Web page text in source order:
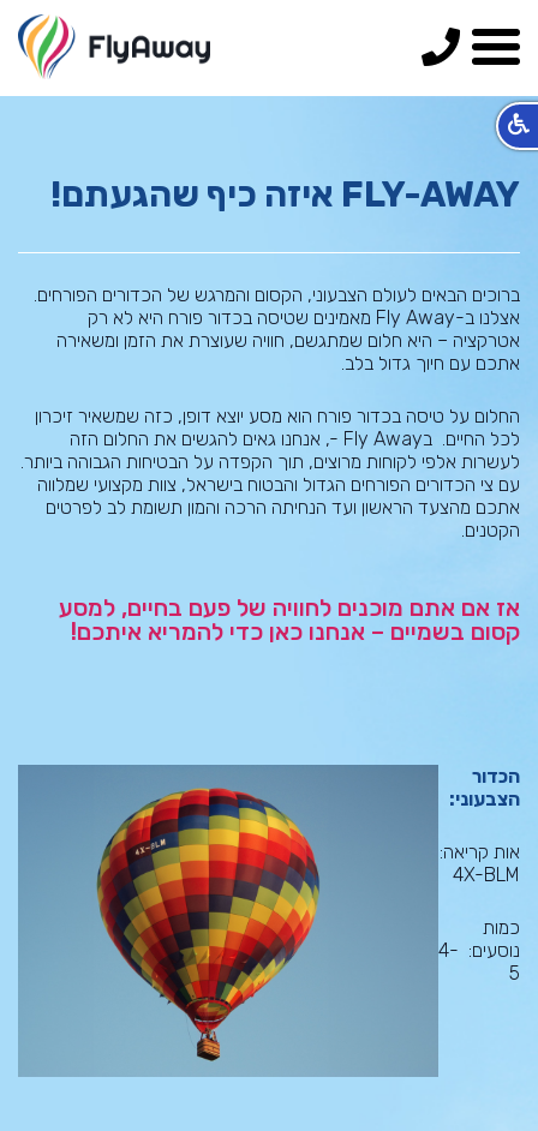
0100
FLY-AWAY איזה כיף שהגעתם!
ברוכים הבאים לעולם הצבעוני, הקסום והמרגש של הכדורים הפורחים.
אצלנו ב-Fly Away מאמינים שטיסה בכדור פורח היא לא רק
אטרקציה – היא חלום שמתגשם, חוויה שעוצרת את הזמן ומשאירה
אתכם עם חיוך גדול בלב.
החלום על טיסה בכדור פורח הוא מסע יוצא דופן, כזה שמשאיר זיכרון
לכל החיים. בFly Away -, אנחנו גאים להגשים את החלום הזה
לעשרות אלפי לקוחות מרוצים, תוך הקפדה על הבטיחות הגבוהה ביותר.
עם צי הכדורים הפורחים הגדול והבטוח בישראל, צוות מקצועי שמלווה
אתכם מהצעד הראשון ועד הנחיתה הרכה והמון תשומת לב לפרטים
הקטנים.
אז אם אתם מוכנים לחוויה של פעם בחיים, למסע
קסום בשמיים – אנחנו כאן כדי להמריא איתכם!
הכדור
הצבעוני:
אות קריאה:
4X-BLM
כמות
נוסעים: 4-
5